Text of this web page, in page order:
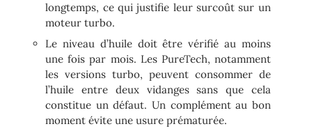
longtemps, ce qui justifie leur surcoût sur un
moteur turbo.
Le niveau d’huile doit être vérifié au moins
une fois par mois. Les PureTech, notamment
les versions turbo, peuvent consommer de
l’huile entre deux vidanges sans que cela
constitue un défaut. Un complément au bon
moment évite une usure prématurée.